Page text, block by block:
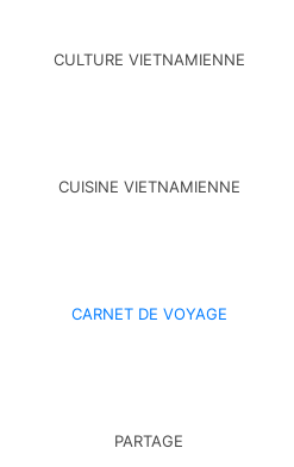
CULTURE VIETNAMIENNE
CUISINE VIETNAMIENNE
CARNET DE VOYAGE
PARTAGE